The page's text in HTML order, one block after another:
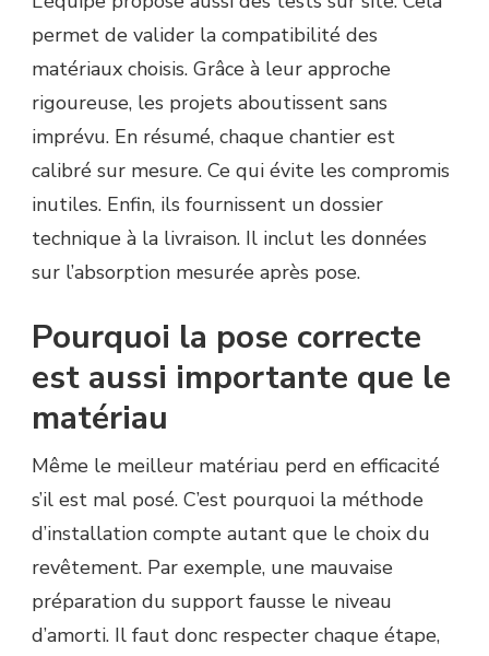
permet de valider la compatibilité des
matériaux choisis. Grâce à leur approche
rigoureuse, les projets aboutissent sans
imprévu. En résumé, chaque chantier est
calibré sur mesure. Ce qui évite les compromis
inutiles. Enfin, ils fournissent un dossier
technique à la livraison. Il inclut les données
sur l’absorption mesurée après pose.
Pourquoi la pose correcte
est aussi importante que le
matériau
Même le meilleur matériau perd en efficacité
s’il est mal posé. C’est pourquoi la méthode
d’installation compte autant que le choix du
revêtement. Par exemple, une mauvaise
préparation du support fausse le niveau
d’amorti. Il faut donc respecter chaque étape,